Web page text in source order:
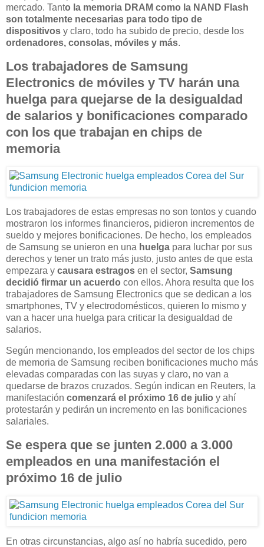
mercado. Tanto la memoria DRAM como la NAND Flash
son totalmente necesarias para todo tipo de
dispositivos y claro, todo ha subido de precio, desde los
ordenadores, consolas, móviles y más.
Los trabajadores de Samsung
Electronics de móviles y TV harán una
huelga para quejarse de la desigualdad
de salarios y bonificaciones comparado
con los que trabajan en chips de
memoria
Los trabajadores de estas empresas no son tontos y cuando
mostraron los informes financieros, pidieron incrementos de
sueldo y mejores bonificaciones. De hecho, los empleados
de Samsung se unieron en una huelga para luchar por sus
derechos y tener un trato más justo, justo antes de que esta
empezara y causara estragos en el sector, Samsung
decidió firmar un acuerdo con ellos. Ahora resulta que los
trabajadores de Samsung Electronics que se dedican a los
smartphones, TV y electrodomésticos, quieren lo mismo y
van a hacer una huelga para criticar la desigualdad de
salarios.
Según mencionando, los empleados del sector de los chips
de memoria de Samsung reciben bonificaciones mucho más
elevadas comparadas con las suyas y claro, no van a
quedarse de brazos cruzados. Según indican en Reuters, la
manifestación comenzará el próximo 16 de julio y ahí
protestarán y pedirán un incremento en las bonificaciones
salariales.
Se espera que se junten 2.000 a 3.000
empleados en una manifestación el
próximo 16 de julio
En otras circunstancias, algo así no habría sucedido, pero